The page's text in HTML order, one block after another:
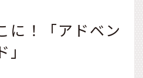
に！「アドベン